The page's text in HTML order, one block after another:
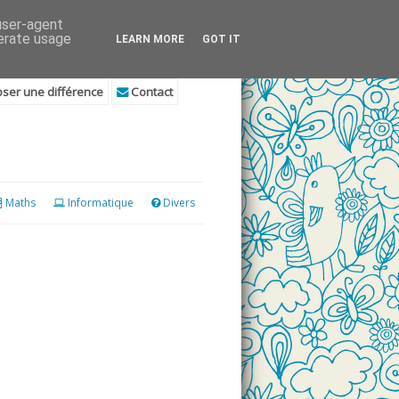
une différence Contact
Maths Informatique Divers
agent
usage
LEARN MORE GOT IT